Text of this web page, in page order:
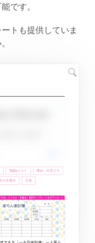
です。
トも提供していま